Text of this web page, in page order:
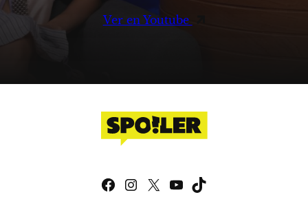
Ver en Youtube
Facebook
Instagram
X YouTube